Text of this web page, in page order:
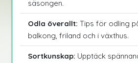
säsongen.
Odla överallt: Tips för odling
balkong, friland och i växthus.
Sortkunskap: Upptäck